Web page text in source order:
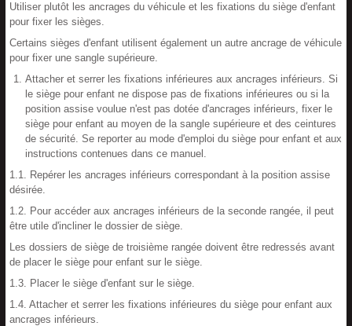
Utiliser plutôt les ancrages du véhicule et les fixations du siège d'enfant
pour fixer les sièges.
Certains sièges d'enfant utilisent également un autre ancrage de véhicule
pour fixer une sangle supérieure.
Attacher et serrer les fixations inférieures aux ancrages inférieurs. Si
le siège pour enfant ne dispose pas de fixations inférieures ou si la
position assise voulue n'est pas dotée d'ancrages inférieurs, fixer le
siège pour enfant au moyen de la sangle supérieure et des ceintures
de sécurité. Se reporter au mode d'emploi du siège pour enfant et aux
instructions contenues dans ce manuel.
1.1. Repérer les ancrages inférieurs correspondant à la position assise
désirée.
1.2. Pour accéder aux ancrages inférieurs de la seconde rangée, il peut
être utile d'incliner le dossier de siège.
Les dossiers de siège de troisième rangée doivent être redressés avant
de placer le siège pour enfant sur le siège.
1.3. Placer le siège d'enfant sur le siège.
1.4. Attacher et serrer les fixations inférieures du siège pour enfant aux
ancrages inférieurs.